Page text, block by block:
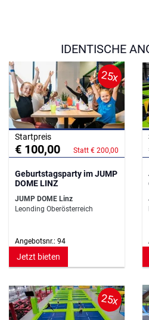
IDENTISCHE
25x
Startpreis
€ 100,00 Statt € 200,00
Geburtstagsparty im JUMP
DOME LINZ
JUMP DOME Linz
Leonding Oberösterreich
Angebotsnr.: 94
Jetzt bieten
25x